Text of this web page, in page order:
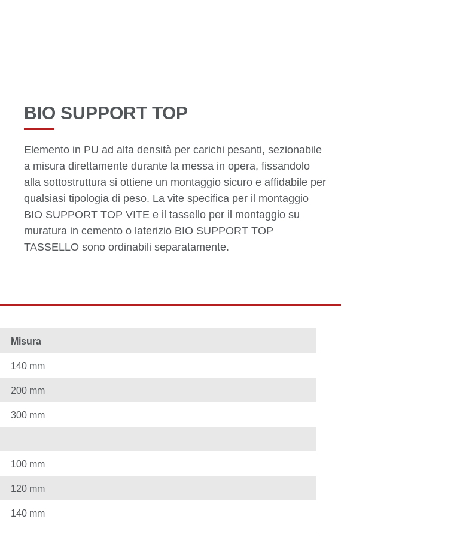
BIO SUPPORT TOP
Elemento in PU ad alta densità per carichi pesanti, sezionabile
a misura direttamente durante la messa in opera, fissandolo
alla sottostruttura si ottiene un montaggio sicuro e affidabile per
qualsiasi tipologia di peso. La vite specifica per il montaggio
BIO SUPPORT TOP VITE e il tassello per il montaggio su
muratura in cemento o laterizio BIO SUPPORT TOP
TASSELLO sono ordinabili separatamente.
Misura
140 mm
200 mm
300 mm
100 mm
120 mm
140 mm